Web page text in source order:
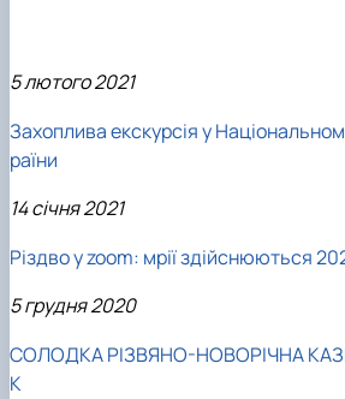
5 лютого 2021
Захоплива екскурсія у
раїни
14 січня 2021
Різдво у zoom: мрії здійснюються
5 грудня 2020
СОЛОДКА РІЗВЯНО-НОВОРІЧНА
К